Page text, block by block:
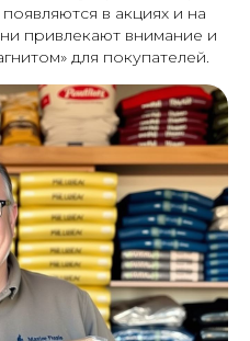
в акциях и на
привлекают внимание и
для покупателей.